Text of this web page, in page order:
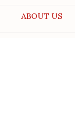
ABOUT US